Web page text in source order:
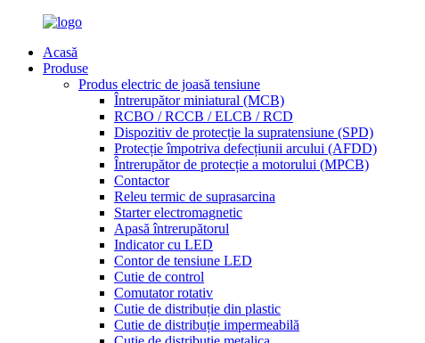
Acasă
Produse
Produs electric de joasă tensiune
Întrerupător miniatural (MCB)
RCBO / RCCB / ELCB / RCD
Dispozitiv de protecție la supratensiune (SPD)
Protecție împotriva defecțiunii arcului (AFDD)
Întrerupător de protecție a motorului (MPCB)
Contactor
Releu termic de suprasarcina
Starter electromagnetic
Apasă întrerupătorul
Indicator cu LED
Contor de tensiune LED
Cutie de control
Comutator rotativ
Cutie de distribuție din plastic
Cutie de distribuție impermeabilă